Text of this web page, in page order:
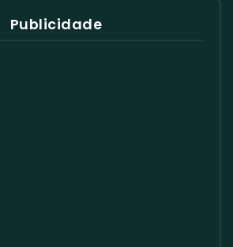
Publicidade